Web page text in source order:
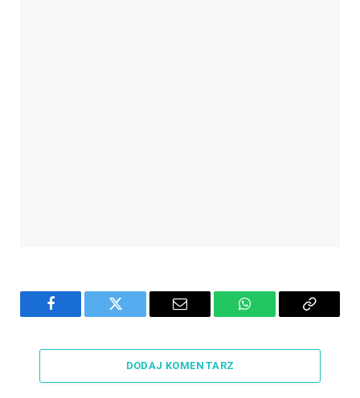
Facebook Twitter Email WhatsAppCopy
DODAJ KOMENTARZ